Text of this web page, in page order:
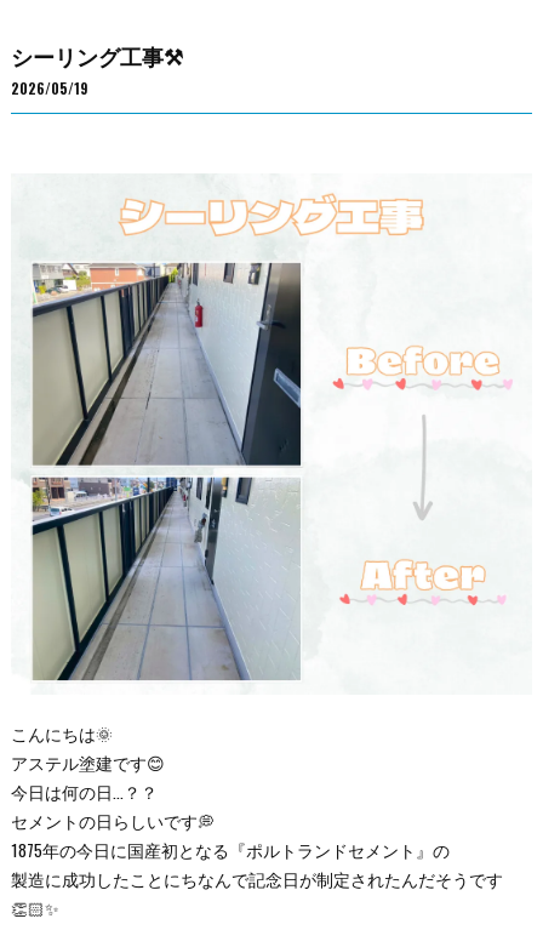
シーリング工事⚒️
2026/05/19
こんにちは🌞
アステル塗建です😊
今日は何の日…？？
セメントの日らしいです💭
1875年の今日に国産初となる『ポルトランドセメント』の
製造に成功したことにちなんで記念日が制定されたんだそうです
👏🏻✨